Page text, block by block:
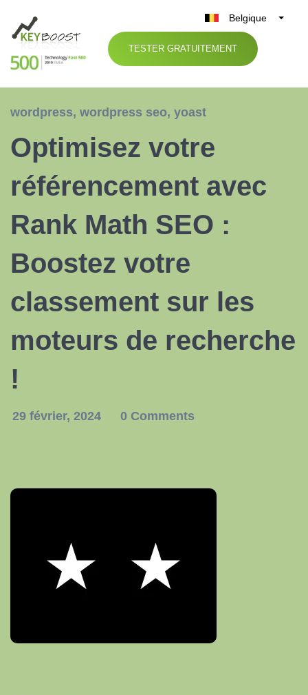
Belgique
België
Nederland
TESTER GRATUITEMENT
wordpress, wordpress seo, yoast
Optimisez votre
référencement avec
Rank Math SEO :
Boostez votre
classement sur les
moteurs de recherche
!
29 février, 2024 0 Comments